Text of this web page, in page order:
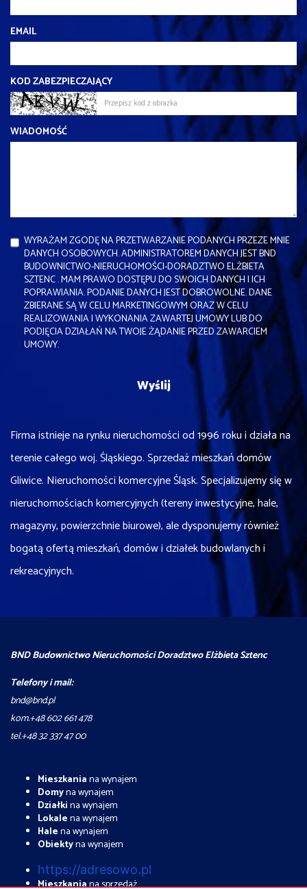
EMAIL
KOD ZABEZPIECZAJĄCY
WIADOMOŚĆ
WYRAŻAM ZGODĘ NA PRZETWARZANIE PODANYCH PRZEZE MNIE
DANYCH OSOBOWYCH. ADMINISTRATOREM DANYCH JEST BND
BUDOWNICTWO-NIERUCHOMOŚCI-DORADZTWO ELŻBIETA
SZTENC . MAM PRAWO DOSTĘPU DO SWOICH DANYCH I ICH
POPRAWIANIA. PODANIE DANYCH JEST DOBROWOLNE. DANE
ZBIERANE SĄ W CELU MARKETINGOWYM ORAZ W CELU
REALIZOWANIA I WYKONANIA ZAWARTEJ UMOWY LUB DO
PODJĘCIA DZIAŁAŃ NA TWOJE ŻĄDANIE PRZED ZAWARCIEM
UMOWY.
Firma istnieje na rynku nieruchomości od 1996 roku i działa na
terenie całego woj. Śląskiego. Sprzedaż mieszkań domów
Gliwice. Nieruchomości komercyjne Śląsk. Specjalizujemy się w
nieruchomościach komercyjnych (tereny inwestycyjne, hale,
magazyny, powierzchnie biurowe), ale dysponujemy również
bogatą ofertą mieszkań, domów i działek budowlanych i
rekreacyjnych.
BND Budownictwo Nieruchomości Doradztwo Elżbieta Sztenc
Telefony i mail:
bnd@bnd.pl
kom.+48 602 661 478
tel.+48 32 337 47 00
Mieszkaniana wynajem
Domyna wynajem
Działkina wynajem
Lokalena wynajem
Halena wynajem
Obiektyna wynajem
https://adresowo.pl
Mieszkaniana sprzedaż